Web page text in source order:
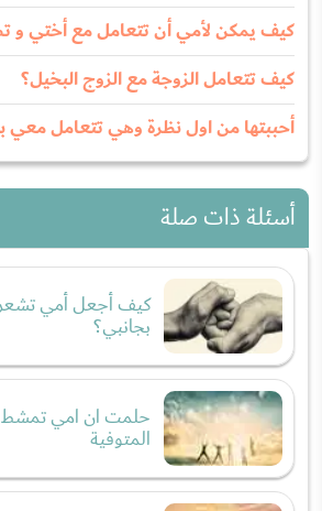
كيف يمكن لأمي أن تتعامل مع أختي و
كيف تتعامل الزوجة مع الزوج البخيل؟
أحببتها من اول نظرة وهي تتعامل معي
أسئلة ذات صلة
كيف أجعل أمي
بجانبي؟
حلمت ان امي
المتوفية